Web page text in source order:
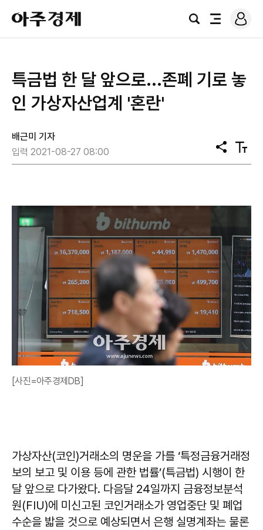
아
주
경
검
전
로
그
특금법 한 달 앞으로...존폐 기로 놓
인 가상자산업계 '혼란'
배근미 기자
입력 2021-08-27 08:00
공
유
텍
스
[사진=아주경제DB]
가상자산(코인)거래소의 명운을 가를 ‘특정금융거래정
보의 보고 및 이용 등에 관한 법률’(특금법) 시행이 한
달 앞으로 다가왔다. 다음달 24일까지 금융정보분석
원(FIU)에 미신고된 코인거래소가 영업중단 및 폐업
수순을 밟을 것으로 예상되면서 은행 실명계좌는 물론